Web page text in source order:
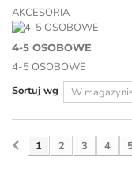
AKCESORIA
4-5 OSOBOWE
4-5 OSOBOWE
Sortuj wg
1 2 3 4